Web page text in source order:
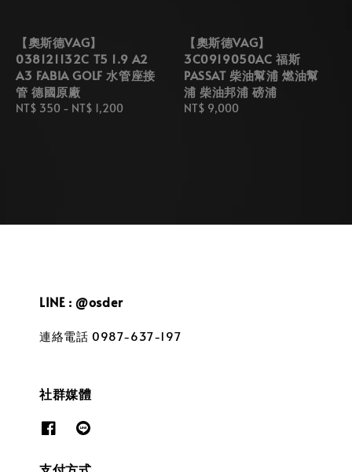
【奧斯德VAG】
038121132C T5 1.9 A2
A3 FABIA GOLF 水管座接
管 德國原廠
Regular
NT$ 350 - NT$ 1,200
【奧斯德VAG】
3C0919050AC 福斯
PASSAT 柴油幫浦 燃油幫
浦 柴油邦浦 磅浦
Regular
NT$ 9,000
LINE : @osder
連絡電話 0987-637-197
社群媒體